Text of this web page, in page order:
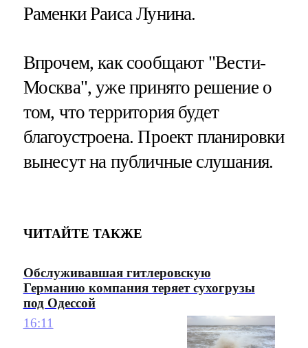
Раменки Раиса Лунина.
Впрочем, как сообщают "Вести-
Москва", уже принято решение о
том, что территория будет
благоустроена. Проект планировки
вынесут на публичные слушания.
ЧИТАЙТЕ ТАКЖЕ
Обслуживавшая гитлеровскую
Германию компания теряет сухогрузы
под Одессой
16:11